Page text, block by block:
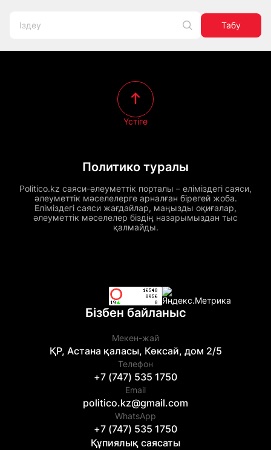
Табу
Политико туралы
Politico.kz саяси-әлеуметтік порталы – еліміздегі саяси,
әлеуметтік мәселелерге арналған бірегей жоба.
Еліміздегі саяси жағдайлар, маңызды оқиғалар,
әлеуметтік мәселелер біздің назарымыздан тыс
қалмайды.
Үстіге
Бізбен байланыс
Мекен-жай
ҚР, Астана қаласы, Көксай, дом 2/5
Телефон
+7 (747) 535 1750
Email
politico.kz@gmail.com
WhatsApp
+7 (747) 535 1750
Құпиялық саясаты